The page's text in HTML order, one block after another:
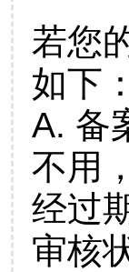
若您
如下：
A. 备
不用
经过
审核